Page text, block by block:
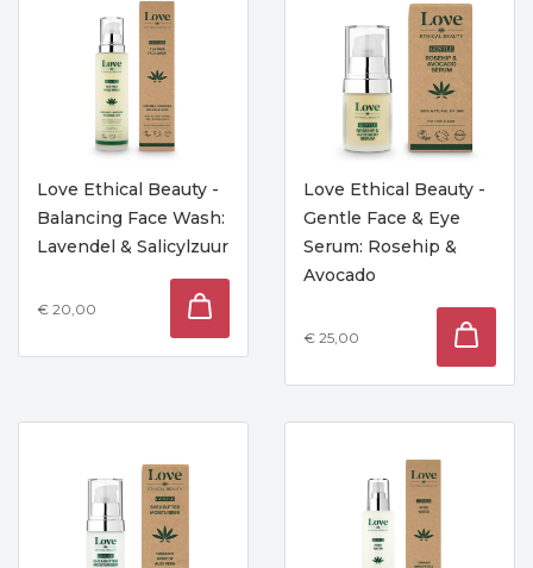
Love Ethical Beauty -
Balancing Face Wash:
Lavendel & Salicylzuur
€ 20,00
Love Ethical Beauty -
Gentle Face & Eye
Serum: Rosehip &
Avocado
€ 25,00